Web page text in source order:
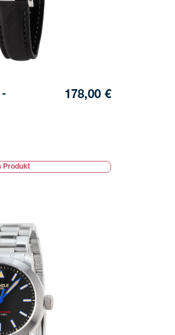
-
178,00 €
Produkt